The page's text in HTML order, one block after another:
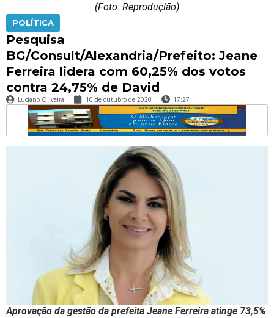
(Foto: Reproduçlão)
POLÍTICA
Pesquisa
BG/Consult/Alexandria/Prefeito: Jeane
Ferreira lidera com 60,25% dos votos
contra 24,75% de David
Luciano Oliveira 10 de outubro de 2020 17:27
Aprovação da gestão da prefeita Jeane Ferreira atinge 73,5%